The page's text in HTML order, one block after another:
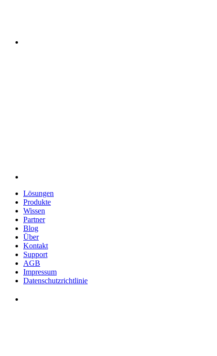
Lösungen
Produkte
Wissen
Partner
Blog
Über
Kontakt
Support
AGB
Impressum
Datenschutzrichtlinie